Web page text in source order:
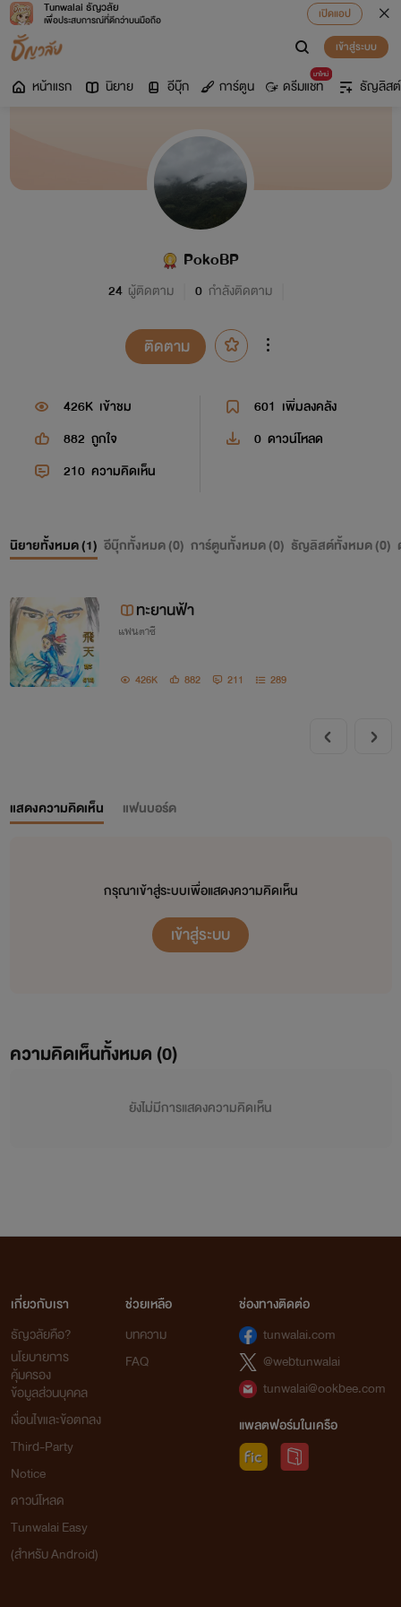
Tunwalai ธัญวลัย
เพื่อประสบการณ์ที่ดีกว่าบนมือถือ
เปิดแอป
เข้าสู่ระบบ
หน้าแรก นิยาย อีบุ๊ก การ์ตูน
มาใหม่
ดรีมแชท ธัญลิสต์
PokoBP
24 ผู้ติดตาม 0 กำลังติดตาม
ติดตาม
426K เข้าชม 601 เพิ่มลงคลัง
882 ถูกใจ 0 ดาวน์โหลด
210 ความคิดเห็น
นิยายทั้งหมด (1) อีบุ๊กทั้งหมด (0) การ์ตูนทั้งหมด (0) ธัญลิสต์ทั้งหมด (0)
ทะยานฟ้า
แฟนตาซี
426K 882 211 289
แสดงความคิดเห็น แฟนบอร์ด
กรุณาเข้าสู่ระบบเพื่อแสดงความคิดเห็น
เข้าสู่ระบบ
ความคิดเห็นทั้งหมด (0)
ยังไม่มีการแสดงความคิดเห็น
เกี่ยวกับเรา
ธัญวลัยคือ?
นโยบายการ
คุ้มครอง
ข้อมูลส่วนบุคคล
เงื่อนไขและข้อตกลง
Third-Party
Notice
ดาวน์โหลด
Tunwalai Easy
(สำหรับ Android)
ช่วยเหลือ
บทความ
FAQ
ช่องทางติดต่อ
tunwalai.com
@webtunwalai
tunwalai@ookbee.com
แพลตฟอร์มในเครือ